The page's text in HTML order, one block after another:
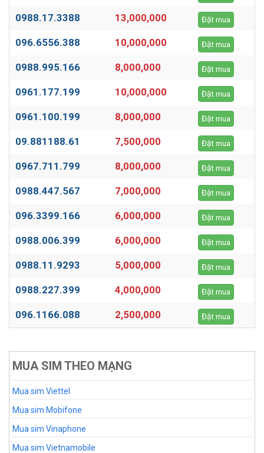
0988.17.3388 13,000,000 Đặt mua
096.6556.388 10,000,000 Đặt mua
0988.995.166 8,000,000 Đặt mua
0961.177.199 10,000,000 Đặt mua
0961.100.199 8,000,000 Đặt mua
09.881188.61 7,500,000 Đặt mua
0967.711.799 8,000,000 Đặt mua
0988.447.567 7,000,000 Đặt mua
096.3399.166 6,000,000 Đặt mua
0988.006.399 6,000,000 Đặt mua
0988.11.9293 5,000,000 Đặt mua
0988.227.399 4,000,000 Đặt mua
096.1166.088 2,500,000 Đặt mua
MUA SIM THEO MẠNG
Mua sim Viettel
Mua sim Mobifone
Mua sim Vinaphone
Mua sim Vietnamobile